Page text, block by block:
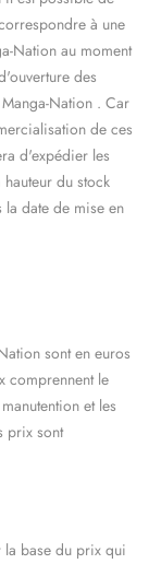
à une
Nationau moment
des
Manga-Nation . Car
de ces
d'expédier les
du stock
date de mise en
sont en euros
comprennent le
et les
prix sont
la base du prix qui